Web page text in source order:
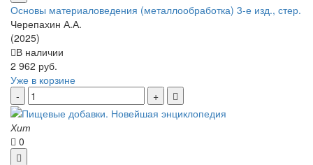
Основы материаловедения (металлообработка) 3-е изд., стер.
Черепахин А.А.
(2025)
В наличии
2 962 руб.
Уже в корзине
Хит
0